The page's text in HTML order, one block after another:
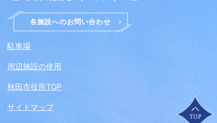
駐車場
周辺施設の使用
秋田市役所TOP
サイトマップ